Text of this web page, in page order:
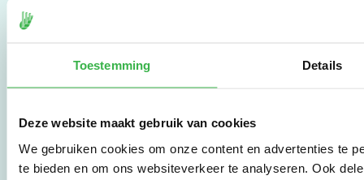
Toestemming Details
Deze website maakt gebruik van cookies
We gebruiken cookies om onze content en advertenties te
te bieden en om ons websiteverkeer te analyseren. Ook
vertaalt de groeiende
vraag om
duurzaamheid naar
instrumenten en
bedrijven,
brancheverenigingen,